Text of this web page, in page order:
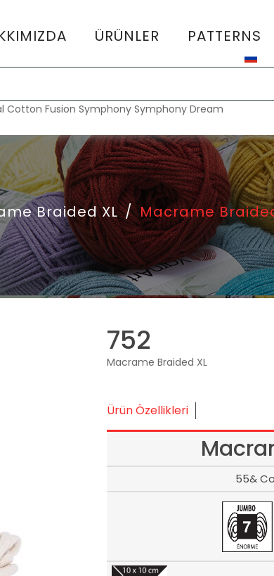
ÜRÜNLER PATTERNS
Cotton Fusion Symphony Symphony Dream
Braided XL / Macrame
752
Macrame Braided XL
Ürün Özellikleri
55&